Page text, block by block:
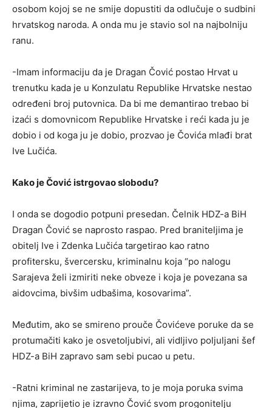
osobom kojoj se ne smije dopustiti da odlučuje o sudbini
hrvatskog naroda. A onda mu je stavio sol na najbolniju
ranu.
-Imam informaciju da je Dragan Čović postao Hrvat u
trenutku kada je u Konzulatu Republike Hrvatske nestao
određeni broj putovnica. Da bi me demantirao trebao bi
izaći s domovnicom Republike Hrvatske i reći kada ju je
dobio i od koga ju je dobio, prozvao je Čovića mlađi brat
Ive Lučića.
Kako je Čović istrgovao slobodu?
I onda se dogodio potpuni presedan. Čelnik HDZ-a BiH
Dragan Čović se naprosto raspao. Pred braniteljima je
obitelj Ive i Zdenka Lučića targetirao kao ratno
profitersku, švercersku, kriminalnu koja “po nalogu
Sarajeva želi izmiriti neke obveze i koja je povezana sa
aidovcima, bivšim udbašima, kosovarima”.
Međutim, ako se smireno prouče Čovićeve poruke da se
protumačiti kako je osvetoljubivi, ali vidljivo poljuljani šef
HDZ-a BiH zapravo sam sebi pucao u petu.
-Ratni kriminal ne zastarijeva, to je moja poruka svima
njima, zaprijetio je izravno Čović svom progonitelju